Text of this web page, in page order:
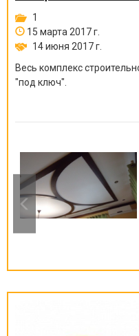
1
15 марта 2017 г.
14 июня 2017 г.
Весь комплекс
"под ключ".